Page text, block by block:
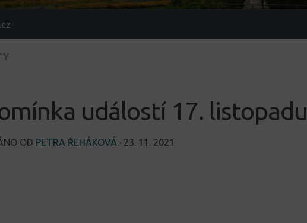
událostí 17. listopadu
OD PETRA ŘEHÁKOVÁ · 23. 11. 2021